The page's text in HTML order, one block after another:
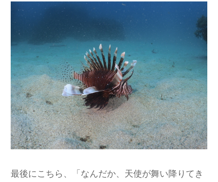
最後にこちら、「なんだか、天使が舞い降りてき